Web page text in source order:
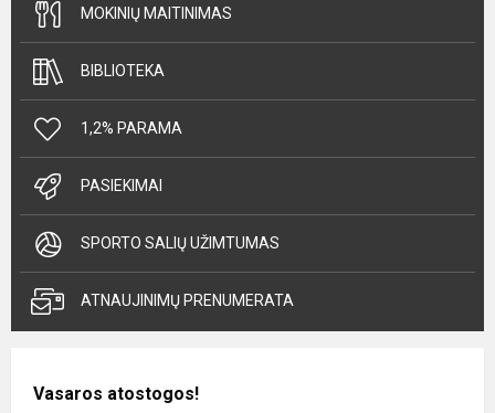
MOKINIŲ MAITINIMAS
BIBLIOTEKA
1,2% PARAMA
PASIEKIMAI
SPORTO SALIŲ UŽIMTUMAS
ATNAUJINIMŲ PRENUMERATA
Vasaros atostogos!